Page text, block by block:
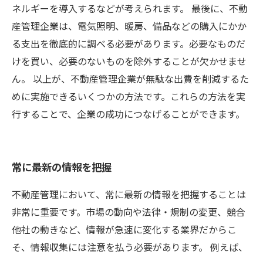
ネルギーを導入するなどが考えられます。 最後に、不動
産管理企業は、電気照明、暖房、備品などの購入にかか
る支出を徹底的に調べる必要があります。必要なものだ
けを買い、必要のないものを除外することが欠かせませ
ん。 以上が、不動産管理企業が無駄な出費を削減するた
めに実施できるいくつかの方法です。これらの方法を実
行することで、企業の成功につなげることができます。
常に最新の情報を把握
不動産管理において、常に最新の情報を把握することは
非常に重要です。市場の動向や法律・規制の変更、競合
他社の動きなど、情報が急速に変化する業界だからこ
そ、情報収集には注意を払う必要があります。 例えば、